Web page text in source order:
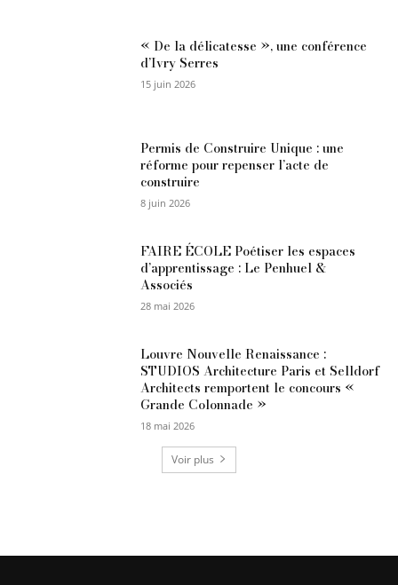
« De la délicatesse », une conférence
d’Ivry Serres
15 juin 2026
Permis de Construire Unique : une
réforme pour repenser l’acte de
construire
8 juin 2026
FAIRE ÉCOLE Poétiser les espaces
d’apprentissage : Le Penhuel &
Associés
28 mai 2026
Louvre Nouvelle Renaissance :
STUDIOS Architecture Paris et Selldorf
Architects remportent le concours «
Grande Colonnade »
18 mai 2026
Voir plus